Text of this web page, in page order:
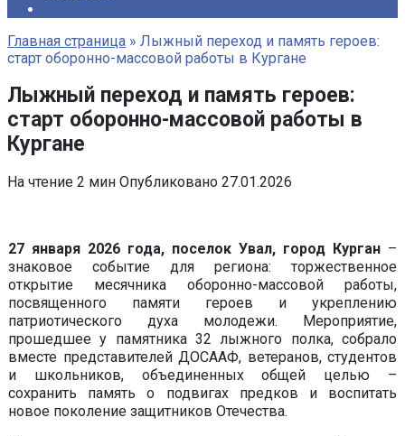
Главная страница » Лыжный переход и память героев:
старт оборонно-массовой работы в Кургане
Лыжный переход и память героев:
старт оборонно-массовой работы в
Кургане
На чтение 2 мин Опубликовано 27.01.2026
27 января 2026 года, поселок Увал, город Курган –
знаковое событие для региона: торжественное
открытие месячника оборонно-массовой работы,
посвященного памяти героев и укреплению
патриотического духа молодежи. Мероприятие,
прошедшее у памятника 32 лыжного полка, собрало
вместе представителей ДОСААФ, ветеранов, студентов
и школьников, объединенных общей целью –
сохранить память о подвигах предков и воспитать
новое поколение защитников Отечества.